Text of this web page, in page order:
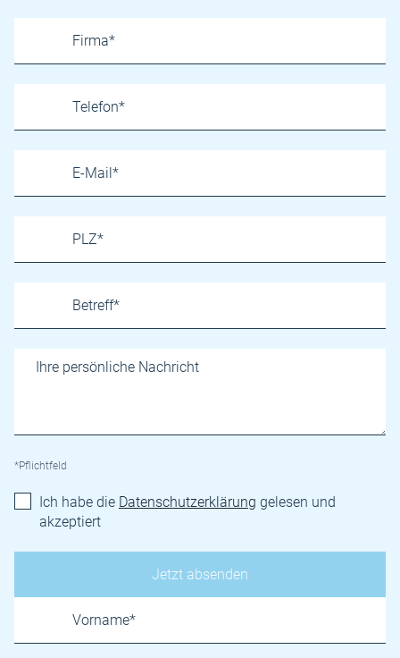
*Pflichtfeld
Ich habe die Datenschutzerklärung gelesen und
akzeptiert